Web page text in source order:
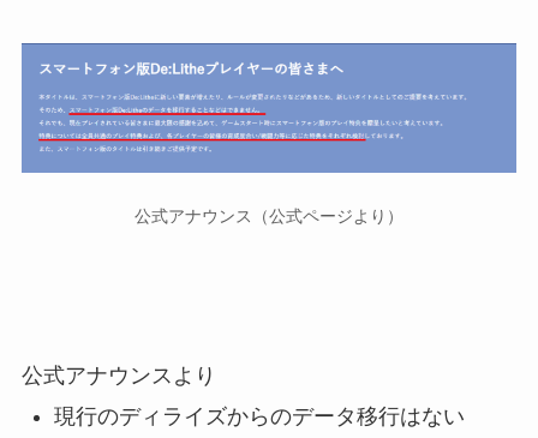
公式アナウンス（公式ページより）
公式アナウンスより
現行のディライズからのデータ移行はない